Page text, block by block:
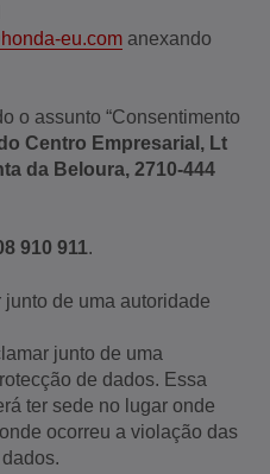
eu.com anexando
o assunto “Consentimento
Centro Empresarial, Lt
da Beloura, 2710-444
910 911.
de uma autoridade
junto de uma
de dados. Essa
ter sede no lugar onde
ocorreu a violação das